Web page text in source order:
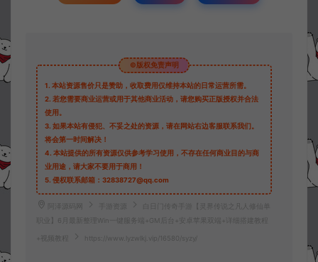
©版权免责声明
1. 本站资源售价只是赞助，收取费用仅维持本站的日常运营所需。
2. 若您需要商业运营或用于其他商业活动，请您购买正版授权并合法
使用。
3. 如果本站有侵犯、不妥之处的资源，请在网站右边客服联系我们。
将会第一时间解决！
4. 本站提供的所有资源仅供参考学习使用，不存在任何商业目的与商
业用途，请大家不要用于商用！
5. 侵权联系邮箱：32838727@qq.com
阿泽源码网 手游资源
白日门传奇手游【灵界传说之凡人修仙单
职业】6月最新整理Win一键服务端+GM后台+安卓苹果双端+详细搭建教程
+视频教程 https://www.lyzwlkj.vip/16580/syzy/